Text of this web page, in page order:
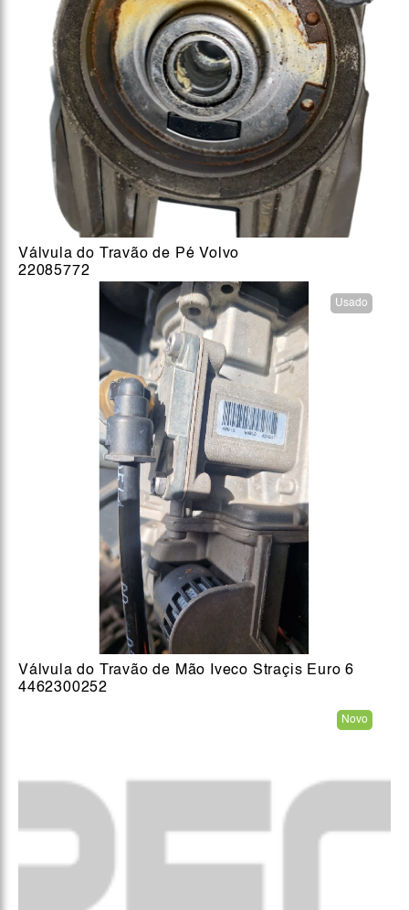
Válvula do Travão de Pé Volvo
22085772
Usado
Válvula do Travão de Mão Iveco Straçis Euro 6
4462300252
Novo